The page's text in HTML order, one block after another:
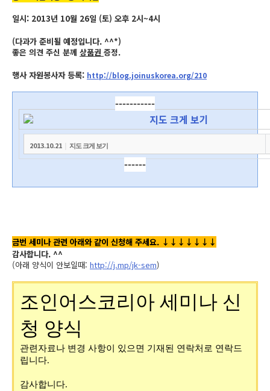
일시: 2013년 10월 26일 (토) 오후 2시~4시
(다과가 준비될 예정입니다. ^^*)
좋은 의견 주신 분께 상품권 증정.
행사 자원봉사자 등록: http://blog.joinuskorea.org/210
-----------
2013.10.21 지도 크게 보기
------
금번 세미나 관련 아래와 같이 신청해 주세요. ↓ ↓ ↓ ↓ ↓ ↓ ↓
감사합니다. ^^
(아래 양식이 안보일때: http://j.mp/jk-sem)